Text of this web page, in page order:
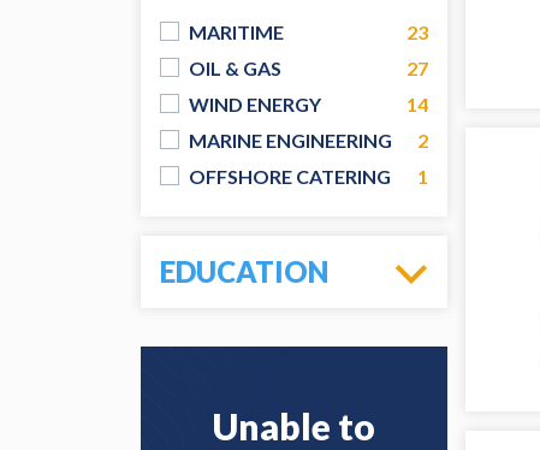
MARITIME
23
OIL & GAS
27
WIND ENERGY
14
MARINE ENGINEERING
2
OFFSHORE CATERING
1
EDUCATION
Unable to